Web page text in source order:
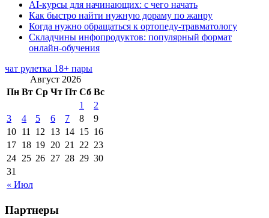
AI-курсы для начинающих: с чего начать
Как быстро найти нужную дораму по жанру
Когда нужно обращаться к ортопеду-травматологу
Складчины инфопродуктов: популярный формат
онлайн-обучения
чат рулетка 18+ пары
Август 2026
Пн Вт Ср Чт Пт Сб Вс
« Июл
1
2
3
4 5 6 7 8
9
10 11 12 13 14 15 16
17 18 19 20 21 22 23
24 25 26 27 28 29 30
31
Партнеры